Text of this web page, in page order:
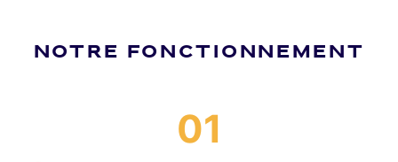
NOTRE FONCTIONNEMENT
01